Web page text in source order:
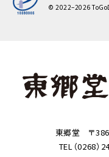
東郷堂 〒
TEL（0268
© 2022–2026